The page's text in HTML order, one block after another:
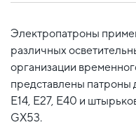
Электропатроны
различных
организации
представлены патроны
E14, E27, E40 и
GX53.